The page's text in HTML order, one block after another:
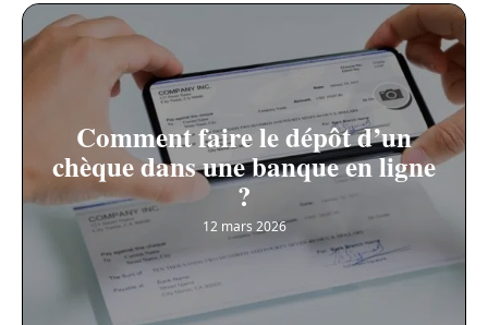
Comment faire le dépôt d’un
chèque dans une banque en ligne
?
12 mars 2026